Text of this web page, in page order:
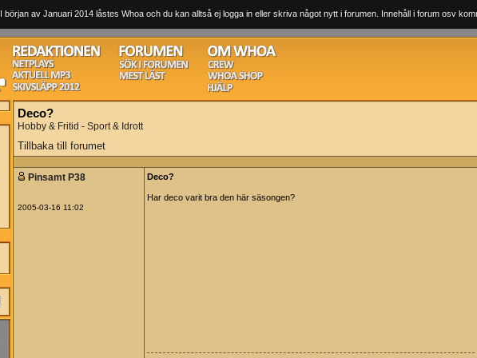
I början av Januari 2014 låstes Whoa och du kan alltså ej logga in eller skriva något nytt i forumen. Innehåll i forum osv
Deco?
Hobby & Fritid - Sport & Idrott
Tillbaka till forumet
Pinsamt P38
2005-03-16 11:02
Deco?
Har deco varit bra den här säsongen?